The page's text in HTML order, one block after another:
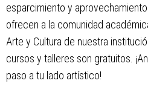
esparcimiento y
ofrecen a la comunidad
Arte y Cultura de nuestra
cursos y talleres son gratuitos.
paso a tu lado artístico!